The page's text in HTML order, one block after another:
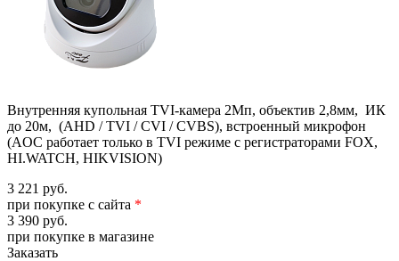
Внутренняя купольная TVI-камера 2Мп, объектив 2,8мм, ИК
до 20м, (AHD / TVI / CVI / CVBS), встроенный микрофон
(AOC работает только в TVI режиме с регистраторами FOX,
HI.WATCH, HIKVISION)
3 221 руб.
при покупке с сайта *
3 390 руб.
при покупке в магазине
Заказать